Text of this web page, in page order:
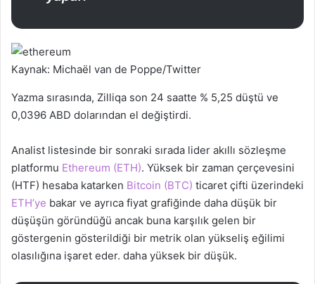
Kaynak: Michaël van de Poppe/Twitter
Yazma sırasında, Zilliqa son 24 saatte % 5,25 düştü ve
0,0396 ABD dolarından el değiştirdi.
Analist listesinde bir sonraki sırada lider akıllı sözleşme
platformu Ethereum (ETH). Yüksek bir zaman çerçevesini
(HTF) hesaba katarken Bitcoin (BTC) ticaret çifti üzerindeki
ETH’ye bakar ve ayrıca fiyat grafiğinde daha düşük bir
düşüşün göründüğü ancak buna karşılık gelen bir
göstergenin gösterildiği bir metrik olan yükseliş eğilimi
olasılığına işaret eder. daha yüksek bir düşük.